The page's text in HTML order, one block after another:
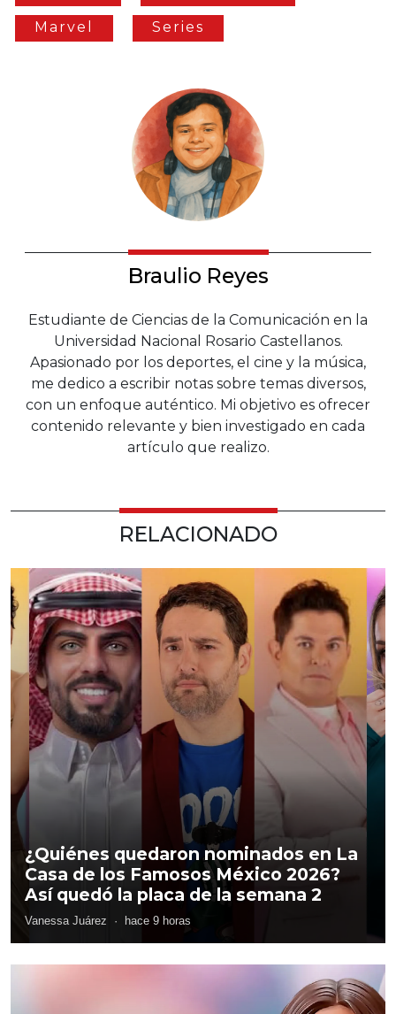
Marvel Series
Braulio Reyes
Estudiante de Ciencias de la Comunicación en la
Universidad Nacional Rosario Castellanos.
Apasionado por los deportes, el cine y la música,
me dedico a escribir notas sobre temas diversos,
con un enfoque auténtico. Mi objetivo es ofrecer
contenido relevante y bien investigado en cada
artículo que realizo.
RELACIONADO
¿Quiénes quedaron nominados en La
Casa de los Famosos México 2026?
Así quedó la placa de la semana 2
Vanessa Juárez · hace 9 horas